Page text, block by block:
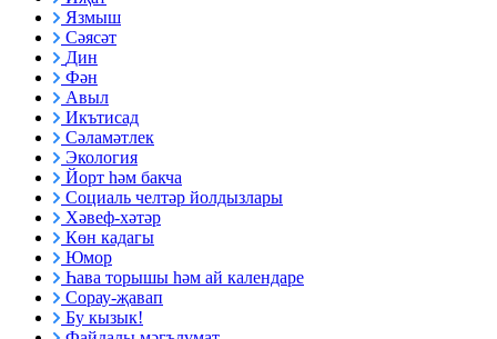
Язмыш
Сәясәт
Дин
Фән
Авыл
Икътисад
Сәламәтлек
Экология
Йорт һәм бакча
Социаль челтәр йолдызлары
Хәвеф-хәтәр
Көн кадагы
Юмор
Һава торышы һәм ай календаре
Сорау-җавап
Бу кызык!